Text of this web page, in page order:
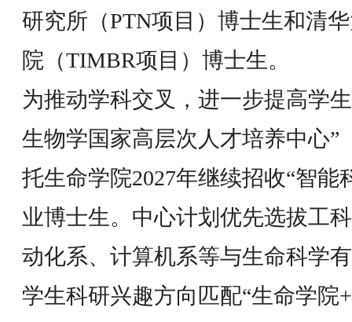
研究所（PTN项目）博士生和清
院（TIMBR项目）博士生。
为推动学科交叉，进一步提高学
生物学国家高层次人才培养中心”
托生命学院2027年继续招收“智能
业博士生。中心计划优先选拔工
动化系、计算机系等与生命科学
学生科研兴趣方向匹配“生命学院